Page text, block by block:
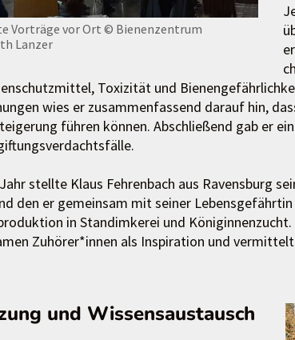
Vorträge vor Ort © Bienenzentrum
Lanzer
Toxizität und
wies er zusammenfassend darauf hin,
führen können. Abschließend gab er
stellte Klaus Fehrenbach aus Ravensburg
den er gemeinsam mit seiner
in Standimkerei und
Zuhörer*innen als Inspiration und
und Wissensaustausch